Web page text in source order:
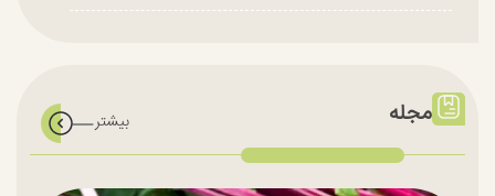
مجله